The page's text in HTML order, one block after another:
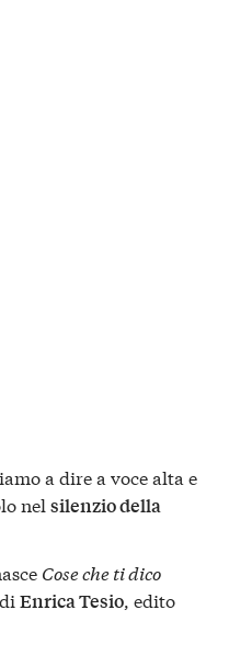
a dire a voce alta e
nel silenzio della
Cose che ti dico
Enrica Tesio, edito